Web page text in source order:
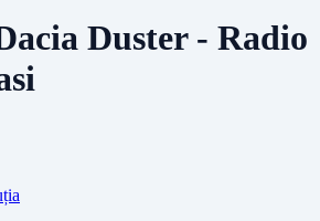
Duster - Radio